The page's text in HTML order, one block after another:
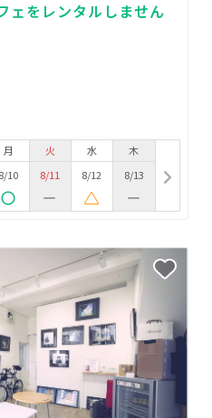
ェをレンタルしません
月
8/10
火
8/11
水
8/12
木
8/13